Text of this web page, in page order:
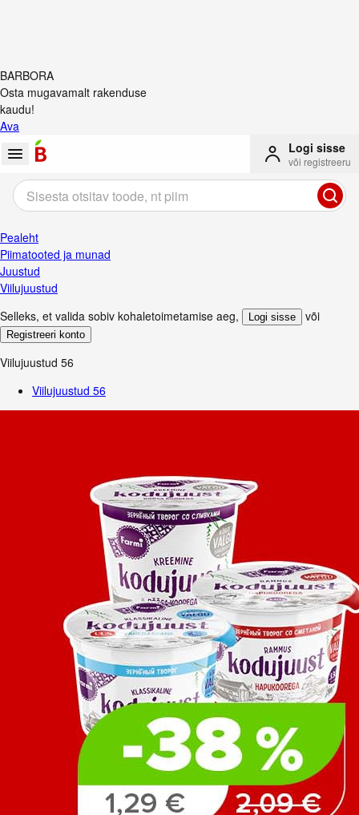
BARBORA
Osta mugavamalt rakenduse
kaudu!
Ava
Logi sisse
või registreeru
Pealeht
Piimatooted ja munad
Juustud
Viilujuustud
Selleks, et valida sobiv kohaletoimetamise aeg, Logi sisse või
Registreeri konto
Viilujuustud 56
Viilujuustud 56